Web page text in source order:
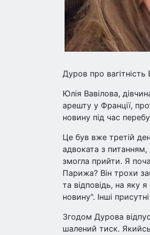
Дуров про вагітність
Юлія Вавілова,
арешту у Франції,
новину під час
Це був вже третій
адвоката з
змогла прийти. Я
Парижа? Він трохи
та відповідь, на яку
новину". Інші
Згодом Дурова
шалений тиск.